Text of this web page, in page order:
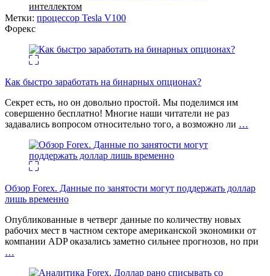
интеллектом
Метки: процессор Tesla V100
Форекс
Как быстро заработать на бинарных опционах?
Секрет есть, но он довольно простой. Мы поделимся им
совершенно бесплатно! Многие наши читатели не раз
задавались вопросом относительно того, а возможно ли …
Обзор Forex. Данные по занятости могут поддержать доллар
лишь временно
Опубликованные в четверг данные по количеству новых
рабочих мест в частном секторе американской экономики от
компании ADP оказались заметно сильнее прогнозов, но при
…